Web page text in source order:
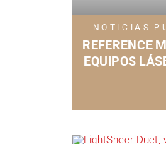
NOTICIAS
REFERENCE
EQUIPOS